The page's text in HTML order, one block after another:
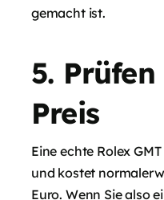
gemacht ist.
5.
Preis
Eine echte Rolex
und kostet
Euro. Wenn Sie also